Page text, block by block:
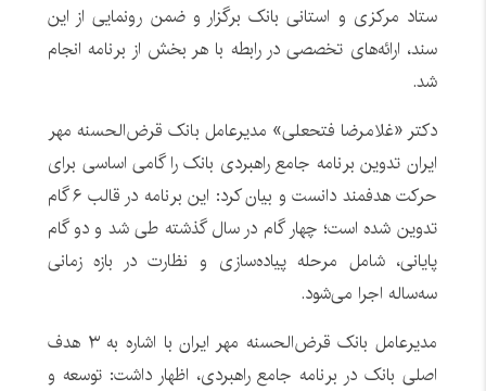
ستاد مرکزی و استانی بانک برگزار و ضمن رونمایی از این
سند، ارائه‌های تخصصی در رابطه با هر بخش از برنامه انجام
شد.
دکتر «غلامرضا فتحعلی» مدیرعامل بانک قرض‌الحسنه مهر
ایران تدوین برنامه جامع راهبردی بانک را گامی اساسی برای
حرکت هدفمند دانست و بیان کرد: این برنامه در قالب ۶ گام
تدوین شده است؛ چهار گام در سال گذشته طی شد و دو گام
پایانی، شامل مرحله پیاده‌سازی و نظارت در بازه زمانی
سه‌ساله اجرا می‌شود.
مدیرعامل بانک قرض‌الحسنه مهر ایران با اشاره به ۳ هدف
اصلی بانک در برنامه جامع راهبردی، اظهار داشت: توسعه و